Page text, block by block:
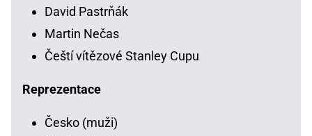
David Pastrňák
Martin Nečas
Čeští vítězové Stanley Cupu
Reprezentace
Česko (muži)